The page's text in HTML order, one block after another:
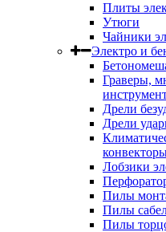
Плиты
Утюги
Чайники
Электро и
Граверы,
Дрели
Дрели
Лобзики
Пилы
Пилы
Пилы